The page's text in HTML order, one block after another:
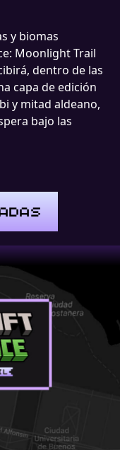
y biomas
Moonlight Trail
dentro de las
capa de edición
y mitad aldeano,
bajo las